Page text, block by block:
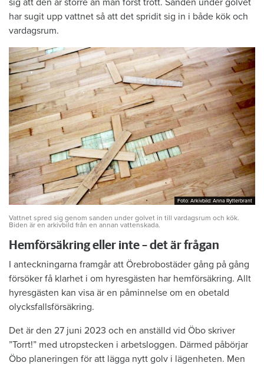
sig att den är större än man först trott. Sanden under golvet
har sugit upp vattnet så att det spridit sig in i både kök och
vardagsrum.
Foto: Arkivbild: Anna Rytterbrant
Foto: Arkivbild: Anna Rytterbrant
Vattnet spred sig genom sanden under golvet in till vardagsrum och kök.
Biden är en arkivbild från en annan vattenskada.
Hemförsäkring eller inte – det är frågan
I anteckningarna framgår att Örebrobostäder gång på gång
försöker få klarhet i om hyresgästen har hemförsäkring. Allt
hyresgästen kan visa är en påminnelse om en obetald
olycksfallsförsäkring.
Det är den 27 juni 2023 och en anställd vid Öbo skriver
”Torrt!” med utropstecken i arbetsloggen. Därmed påbörjar
Öbo planeringen för att lägga nytt golv i lägenheten. Men